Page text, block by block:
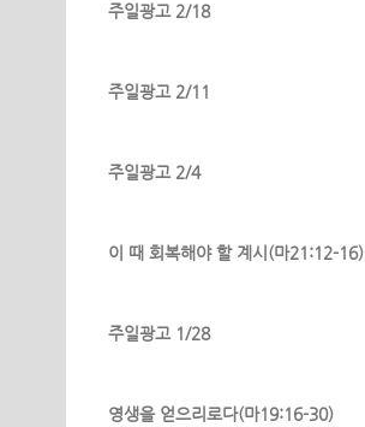
주일광고 2/18
주일광고 2/11
주일광고 2/4
이 때 회복해야 할 계시(마21:12-16)
주일광고 1/28
영생을 얻으리로다(마19:16-30)